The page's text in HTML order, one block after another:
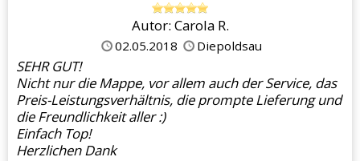
Autor: Carola R.
02.05.2018 Diepoldsau
SEHR GUT!
Nicht nur die Mappe, vor allem auch der Service, das
Preis-Leistungsverhältnis, die prompte Lieferung und
die Freundlichkeit aller :)
Einfach Top!
Herzlichen Dank